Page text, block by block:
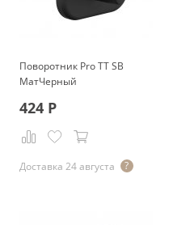
Поворотник Pro TT SB
МатЧерный
424Р
Доставка 24 августа